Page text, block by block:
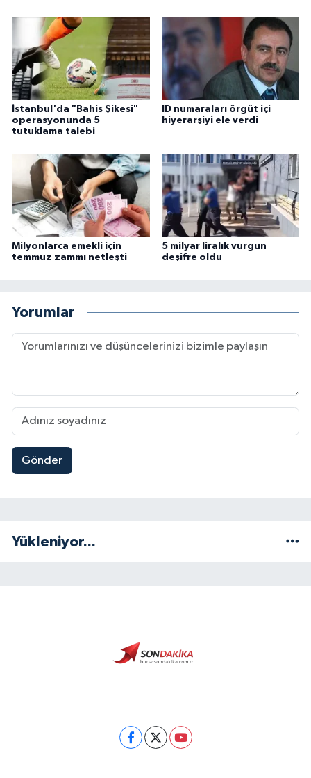
İstanbul'da "Bahis Şikesi"
operasyonunda 5
tutuklama talebi
ID numaraları örgüt içi
hiyerarşiyi ele verdi
Milyonlarca emekli için
temmuz zammı netleşti
5 milyar liralık vurgun
deşifre oldu
Yorumlar
Gönder
Yükleniyor...